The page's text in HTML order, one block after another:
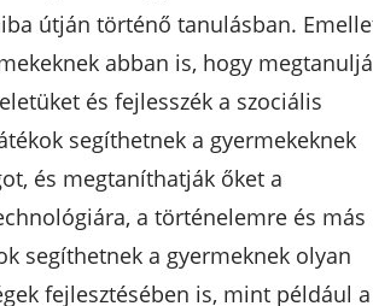
útján történő tanulásban.
abban is, hogy
és fejlesszék a szociális
segíthetnek a gyermekeknek
és megtaníthatják őket a
a történelemre és más
segíthetnek a gyermeknek olyan
fejlesztésében is, mint például a